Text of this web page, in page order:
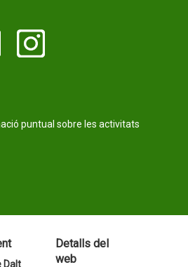
puntual sobre les activitats
Dalt
Detalls del
web